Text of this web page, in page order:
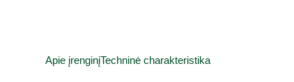
Apie įrenginįTechninė charakteristika